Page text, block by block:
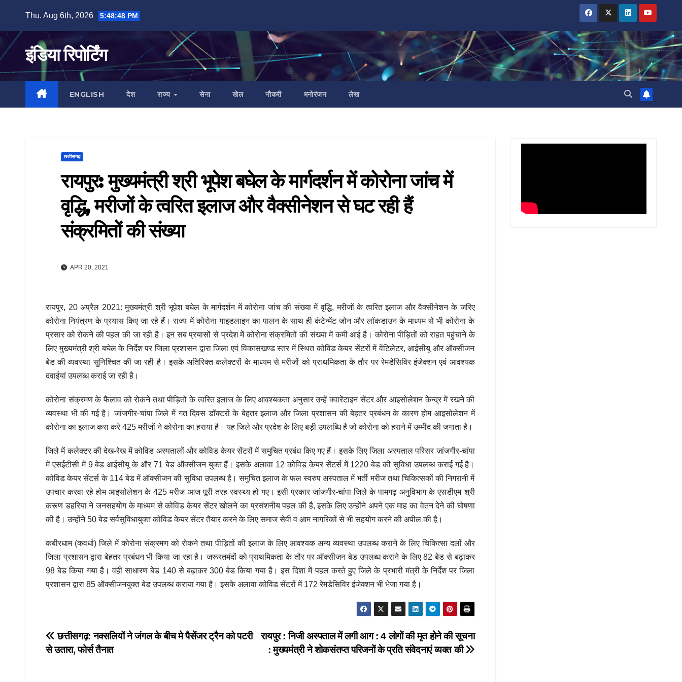
content
Thu. Aug 6th, 2026 5:48:48 PM
इंडिया रिपोर्टिंग
ENGLISH देश राज्य सेना खेल नौकरी मनोरंजन लेख
छत्तीसगढ़
रायपुर: मुख्यमंत्री श्री भूपेश बघेल के मार्गदर्शन में कोरोना जांच में
वृद्धि, मरीजों के त्वरित इलाज और वैक्सीनेशन से घट रही हैं
संक्रमितों की संख्या
APR 20, 2021
रायपुर, 20 अप्रैल 2021: मुख्यमंत्री श्री भूपेश बघेल के मार्गदर्शन में कोरोना जांच की संख्या में वृद्धि, मरीजों के त्वरित इलाज और वैक्सीनेशन के जरिए
कोरोना नियंत्रण के प्रयास किए जा रहे हैं। राज्य में कोरोना गाइडलाइन का पालन के साथ ही कंटेन्मेंट जोन और लॉकडाउन के माध्यम से भी कोरोना के
प्रसार को रोकने की पहल की जा रही है। इन सब प्रयासों से प्रदेश में कोरोना संक्रमितों की संख्या में कमी आई है। कोरोना पीड़ितों को राहत पहुंचाने के
लिए मुख्यमंत्री श्री बघेल के निर्देश पर जिला प्रशासन द्वारा जिला एवं विकासखण्ड स्तर में स्थित कोविड केयर सेंटरों में वेंटिलेटर, आईसीयू और ऑक्सीजन
बेड की व्यवस्था सुनिश्चित की जा रही है। इसके अतिरिक्त कलेक्टरों के माध्यम से मरीजों को प्राथमिकता के तौर पर रेमडेसिविर इंजेक्शन एवं आवश्यक
दवाईयां उपलब्ध कराई जा रही है।
कोरोना संक्रमण के फैलाव को रोकने तथा पीड़ितों के त्वरित इलाज के लिए आवश्यकता अनुसार उन्हें क्वारेंटाइन सेंटर और आइसोलेशन केेन्द्र में रखने की
व्यवस्था भी की गई है। जांजगीर-चांपा जिले में गत दिवस डॉक्टरों के बेहतर इलाज और जिला प्रशासन की बेहतर प्रबंधन के कारण होम आइसोलेशन में
कोरोना का इलाज करा करे 425 मरीजों ने कोरोना का हराया है। यह जिले और प्रदेश के लिए बड़ी उपलब्धि है जो कोरोना को हराने में उम्मीद की जगाता है।
जिले में कलेक्टर की देख-रेख में कोविड अस्पतालों और कोविड केयर सेंटरों में समुचित प्रबंध किए गए हैं। इसके लिए जिला अस्पताल परिसर जांजगीर-चांपा
में एसईटीसी में 9 बेड आईसीयू के और 71 बेड ऑक्सीजन युक्त हैं। इसके अलावा 12 कोविड केयर सेंटर्स में 1220 बेड की सुविधा उपलब्ध कराई गई है।
कोविड केयर सेंटर्स के 114 बेड में ऑक्सीजन की सुविधा उपलब्ध है। समुचित इलाज के फल स्वरुप अस्पताल में भर्ती मरीज तथा चिकित्सकों की निगरानी में
उपचार करवा रहे होम आइसोलेशन के 425 मरीज आज पूरी तरह स्वस्थ्य हो गए। इसी प्रकार जांजगीर-चांपा जिले के पामगढ़ अनुविभाग के एसडीएम श्री
करूण डहरिया ने जनसहयोग के माध्यम से कोविड केयर सेंटर खोलने का प्रसंशनीय पहल की है, इसके लिए उन्होंने अपने एक माह का वेतन देने की घोषणा
की है। उन्होंने 50 बेड सर्वसुविधायुक्त कोविड केयर सेंटर तैयार करने के लिए समाज सेवी व आम नागरिकों से भी सहयोग करने की अपील की है।
कबीरधाम (कवर्धा) जिले में कोरोना संक्रमण को रोकने तथा पीड़ितों की इलाज के लिए आवश्यक अन्य व्यवस्था उपलब्ध कराने के लिए चिकित्सा दलों और
जिला प्रशासन द्वारा बेहतर प्रबंधन भी किया जा रहा है। जरूरतमंदों को प्राथमिकता के तौर पर ऑक्सीजन बेड उपलब्ध कराने के लिए 82 बेड से बढ़ाकर
98 बेड किया गया है। वहीं साधारण बेड 140 से बढ़ाकर 300 बेड किया गया है। इस दिशा में पहल करते हुए जिले के प्रभारी मंत्री के निर्देश पर जिला
प्रशासन द्वारा 85 ऑक्सीजनयुक्त बेड उपलब्ध कराया गया है। इसके अलावा कोविड सेंटरों में 172 रेमडेसिविर इंजेक्शन भी भेजा गया है।
Post
navigation
रायपुर : निजी अस्पताल में लगी आग : 4 लोगों की मृत होने की सूचना
: मुख्यमंत्री ने शोकसंतप्त परिजनों के प्रति संवेदनाएं व्यक्त की
छत्तीसगढ़: नक्सलियों ने जंगल के बीच मे पैसेंजर ट्रैन को पटरी
से उतारा, फोर्स तैनात